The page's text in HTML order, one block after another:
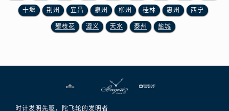
山东省临沂市兰山区解放路宝玑售后服务中心（需提前预约）
山东省日照市东港区烟台路宝玑售后服务中心（需提前预约）
十堰 荆州 宜昌 泉州 柳州 桂林 惠州 西宁
攀枝花 遵义 天水 泰州 盐城
时计发明先驱，陀飞轮的发明者